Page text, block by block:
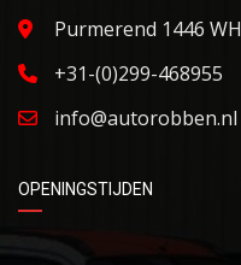
Purmerend 1446 WH
+31-(0)299-468955
info@autorobben.nl
OPENINGSTIJDEN